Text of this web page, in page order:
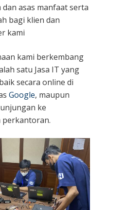
asas manfaat serta
bagi klien dan
kami
kami berkembang
satu Jasa IT yang
secara online di
Google, maupun
ke
perkantoran.